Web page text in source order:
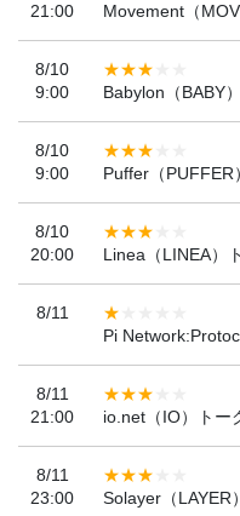
21:00
Movement（
8/10
9:00
Babylon（BABY
8/10
9:00
Puffer（PUFFER
8/10
20:00
Linea（LINEA）
8/11
Pi
8/11
21:00
io.net（IO）トー
8/11
23:00
Solayer（LAYER